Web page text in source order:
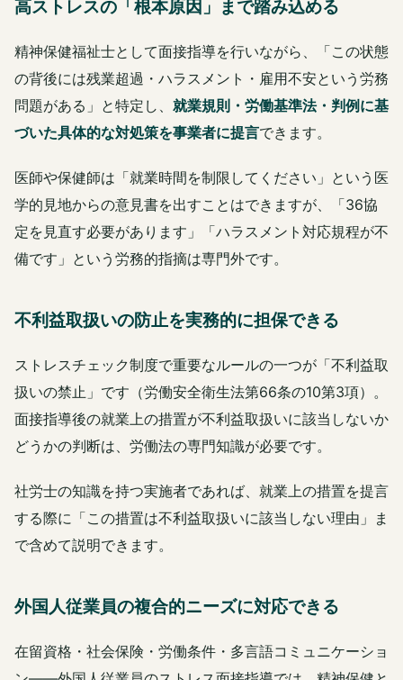
高ストレスの「根本原因」まで踏み込める
精神保健福祉士として面接指導を行いながら、「この状態
の背後には残業超過・ハラスメント・雇用不安という労務
問題がある」と特定し、 就業規則・労働基準法・判例に基
づいた具体的な対処策を事業者に提言できます。
医師や保健師は「就業時間を制限してください」という医
学的見地からの意見書を出すことはできますが、「36協
定を見直す必要があります」「ハラスメント対応規程が不
備です」という労務的指摘は専門外です。
不利益取扱いの防止を実務的に担保できる
ストレスチェック制度で重要なルールの一つが「不利益取
扱いの禁止」です（労働安全衛生法第66条の10第3項）。
面接指導後の就業上の措置が不利益取扱いに該当しないか
どうかの判断は、労働法の専門知識が必要です。
社労士の知識を持つ実施者であれば、就業上の措置を提言
する際に「この措置は不利益取扱いに該当しない理由」ま
で含めて説明できます。
外国人従業員の複合的ニーズに対応できる
在留資格・社会保険・労働条件・多言語コミュニケーショ